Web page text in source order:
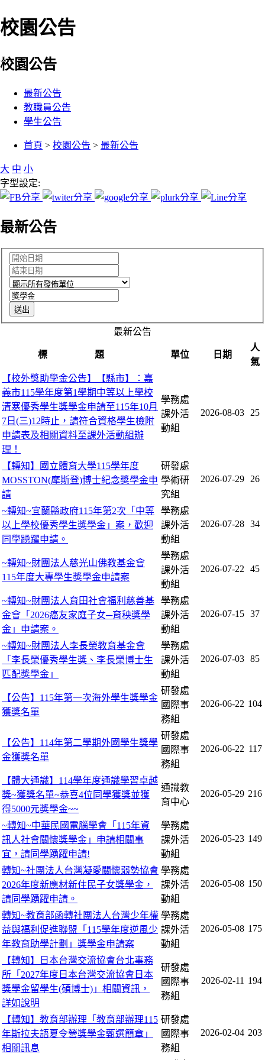
校園公告
:::
校園公告
最新公告
教職員公告
學生公告
首頁 > 校園公告 > 最新公告
大 中 小
字型設定:
最新公告
最新公告
標 題 單位 日期
人
氣
【校外獎助學金公告】【縣市】：嘉
義市115學年度第1學期中等以上學校
清寒優秀學生獎學金申請至115年10月
7日(三)12時止，請符合資格學生檢附
申請表及相關資料至課外活動組辦
理！
學務處
課外活
動組
2026-08-03 25
【轉知】國立體育大學115學年度
MOSSTON(摩斯登)博士紀念獎學金申
請
研發處
學術研
究組
2026-07-29 26
~轉知~宜蘭縣政府115年第2次「中等
以上學校優秀學生獎學金」案，歡迎
同學踴躍申請。
學務處
課外活
動組
2026-07-28 34
~轉知~財團法人慈光山佛教基金會
115年度大專學生獎學金申請案
學務處
課外活
動組
2026-07-22 45
~轉知~財團法人育田社會福利慈善基
金會「2026癌友家庭子女─育秧獎學
金」申請案。
學務處
課外活
動組
2026-07-15 37
~轉知~財團法人李長榮教育基金會
「李長榮優秀學生獎、李長榮博士生
匹配獎學金」
學務處
課外活
動組
2026-07-03 85
【公告】115年第一次海外學生獎學金
獲獎名單
研發處
國際事
務組
2026-06-22 104
【公告】114年第二學期外國學生獎學
金獲獎名單
研發處
國際事
務組
2026-06-22 117
【體大通識】114學年度通識學習卓越
獎~獲獎名單~恭喜4位同學獲獎並獲
得5000元獎學金~~
通識教
育中心
2026-05-29 216
~轉知~中華民國電腦學會「115年資
訊人社會關懷獎學金」申請相關事
宜，請同學踴躍申請!
學務處
課外活
動組
2026-05-23 149
轉知~社團法人台灣凝愛關懷弱勢協會
2026年度新應材新住民子女獎學金，
請同學踴躍申請。
學務處
課外活
動組
2026-05-08 150
轉知~教育部函轉社團法人台灣少年權
益與福利促進聯盟「115學年度逆風少
年教育助學計劃」獎學金申請案
學務處
課外活
動組
2026-05-08 175
【轉知】日本台灣交流協會台北事務
所「2027年度日本台灣交流協會日本
獎學金留學生(碩博士)」相關資訊，
詳如說明
研發處
國際事
務組
2026-02-11 194
【轉知】教育部辦理「教育部辦理115
年斯拉夫語夏令營獎學金甄選簡章」
相關訊息
研發處
國際事
務組
2026-02-04 203